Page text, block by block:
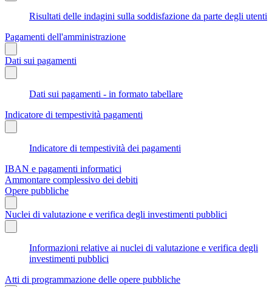
Risultati delle indagini sulla soddisfazione da parte degli utenti
Pagamenti dell'amministrazione
Dati sui pagamenti
Dati sui pagamenti - in formato tabellare
Indicatore di tempestività pagamenti
Indicatore di tempestività dei pagamenti
IBAN e pagamenti informatici
Ammontare complessivo dei debiti
Opere pubbliche
Nuclei di valutazione e verifica degli investimenti pubblici
Informazioni relative ai nuclei di valutazione e verifica degli
investimenti pubblici
Atti di programmazione delle opere pubbliche